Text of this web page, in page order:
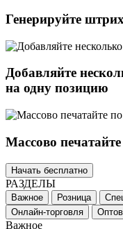
Генерируйте
Добавляйте
на одну позицию
Массово
Начать бесплатно
РАЗДЕЛЫ
Важное Розница
Онлайн-торговля
Важное